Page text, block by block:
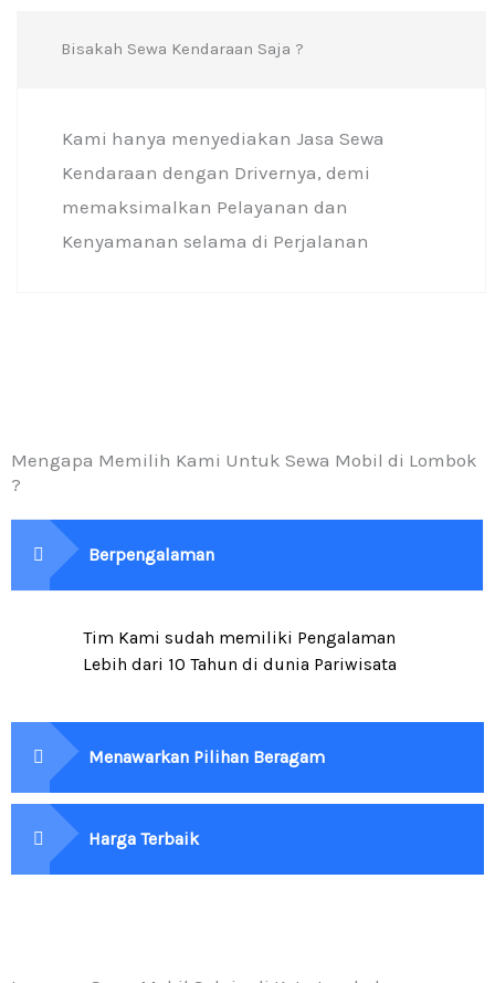
Bisakah Sewa Kendaraan Saja ?
Kami hanya menyediakan Jasa Sewa
Kendaraan dengan Drivernya, demi
memaksimalkan Pelayanan dan
Kenyamanan selama di Perjalanan
Mengapa Memilih Kami Untuk Sewa Mobil di Lombok
?
Berpengalaman
Tim Kami sudah memiliki Pengalaman
Lebih dari 10 Tahun di dunia Pariwisata
Menawarkan Pilihan Beragam
Harga Terbaik